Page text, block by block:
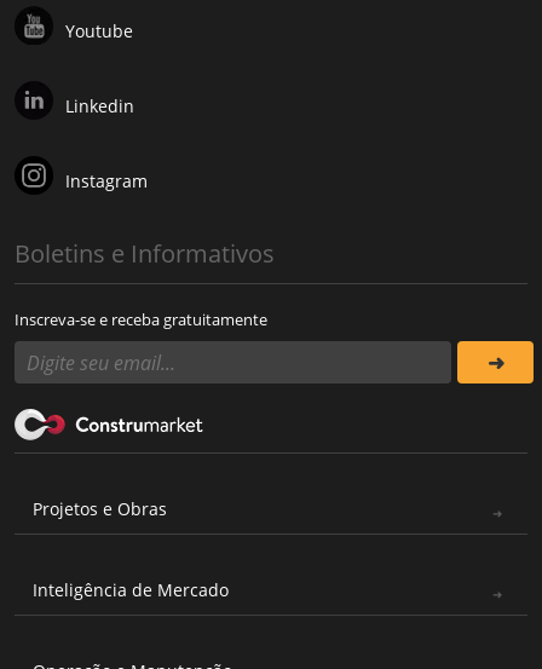
Youtube
Linkedin
Instagram
Boletins e Informativos
Inscreva-se e receba gratuitamente
Projetos e Obras
Inteligência de Mercado